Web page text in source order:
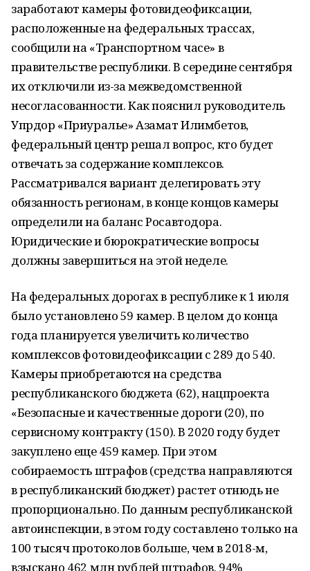
заработают камеры фотовидеофиксации,
расположенные на федеральных трассах,
сообщили на «Транспортном часе» в
правительстве республики. В середине сентября
их отключили из-за межведомственной
несогласованности. Как пояснил руководитель
Упрдор «Приуралье» Азамат Илимбетов,
федеральный центр решал вопрос, кто будет
отвечать за содержание комплексов.
Рассматривался вариант делегировать эту
обязанность регионам, в конце концов камеры
определили на баланс Росавтодора.
Юридические и бюрократические вопросы
должны завершиться на этой неделе.
На федеральных дорогах в республике к 1 июля
было установлено 59 камер. В целом до конца
года планируется увеличить количество
комплексов фотовидеофиксации с 289 до 540.
Камеры приобретаются на средства
республиканского бюджета (62), нацпроекта
«Безопасные и качественные дороги (20), по
сервисному контракту (150). В 2020 году будет
закуплено еще 459 камер. При этом
собираемость штрафов (средства направляются
в республиканский бюджет) растет отнюдь не
пропорционально. По данным республиканской
автоинспекции, в этом году составлено только на
100 тысяч протоколов больше, чем в 2018-м,
взыскано 462 млн рублей штрафов. 94%